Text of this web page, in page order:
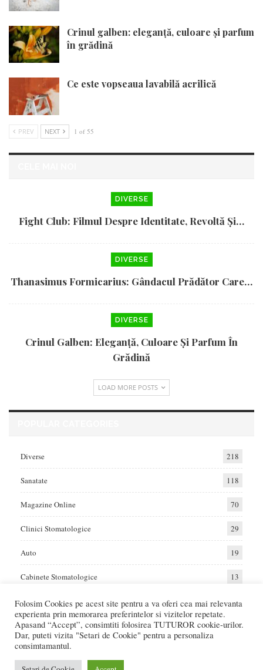
Crinul galben: eleganță, culoare și parfum
în grădină
Ce este vopseaua lavabilă acrilică
PREV NEXT 1 of 55
DIVERSE
Fight Club: Filmul Despre Identitate, Revoltă Și…
DIVERSE
Thanasimus Formicarius: Gândacul Prădător Care…
DIVERSE
Crinul Galben: Eleganță, Culoare Și Parfum În
Grădină
LOAD MORE POSTS
Diverse 218
Sanatate 118
Magazine Online 70
Clinici Stomatologice 29
Auto 19
Cabinete Stomatologice 13
Home Auto Diverse Sanatate
Va raportam cele mai bune oferte de servicii si produse din Romania. Recenzii
Folosim Cookies pe acest site pentru a va oferi cea mai relevanta
experienta prin memorarea preferintelor si vizitelor repetate.
Apasand “Accept”, consimtiti folosirea TUTUROR cookie-urilor.
Dar, puteti vizita "Setari de Cookie" pentru a personaliza
consimtamantul.